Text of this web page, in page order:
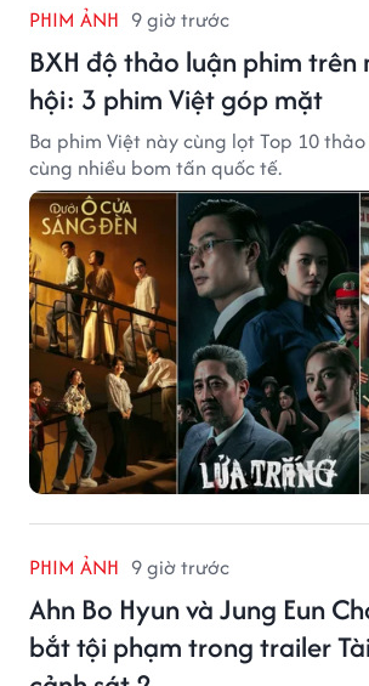
PHIM ẢNH 9 giờ trước
BXH độ thảo luận phim trên
hội: 3 phim Việt góp mặt
Ba phim Việt này cùng lọt Top 10
cùng nhiều bom tấn quốc tế.
PHIM ẢNH 9 giờ trước
Ahn Bo Hyun và Jung Eun
bắt tội phạm trong trailer